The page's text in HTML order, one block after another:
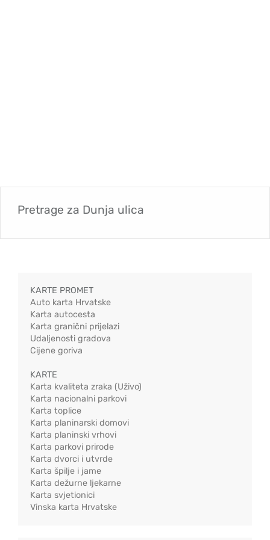
Pretrage za Dunja ulica
KARTE PROMET
Auto karta Hrvatske
Karta autocesta
Karta granični prijelazi
Udaljenosti gradova
Cijene goriva
KARTE
Karta kvaliteta zraka (Uživo)
Karta nacionalni parkovi
Karta toplice
Karta planinarski domovi
Karta planinski vrhovi
Karta parkovi prirode
Karta dvorci i utvrde
Karta špilje i jame
Karta dežurne ljekarne
Karta svjetionici
Vinska karta Hrvatske